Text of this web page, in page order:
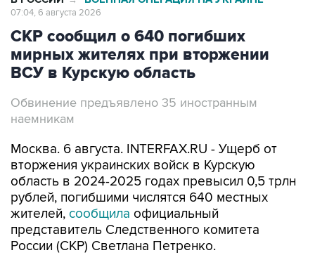
07:04, 6 августа 2026
СКР сообщил о 640 погибших
мирных жителях при вторжении
ВСУ в Курскую область
Обвинение предъявлено 35 иностранным
наемникам
Москва. 6 августа. INTERFAX.RU - Ущерб от
вторжения украинских войск в Курскую
область в 2024-2025 годах превысил 0,5 трлн
рублей, погибшими числятся 640 местных
жителей, сообщила официальный
представитель Следственного комитета
России (СКР) Светлана Петренко.